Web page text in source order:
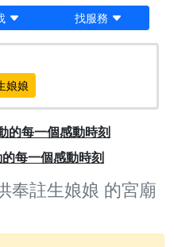
找服務
娘娘
每一個感動時刻
奉註生娘娘 的宮廟